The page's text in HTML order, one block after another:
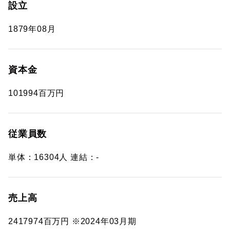
設立
1879年08月
資本金
101994百万円
従業員数
単体：16304人 連結：-
売上高
2417974百万円 ※2024年03月期